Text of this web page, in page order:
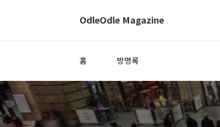
OdleOdle Magazine
홈 방명록